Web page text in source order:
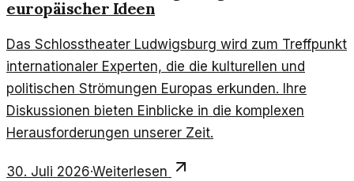
europäischer Ideen
Das Schlosstheater Ludwigsburg wird zum Treffpunkt
internationaler Experten, die die kulturellen und
politischen Strömungen Europas erkunden. Ihre
Diskussionen bieten Einblicke in die komplexen
Herausforderungen unserer Zeit.
30. Juli 2026·Weiterlesen